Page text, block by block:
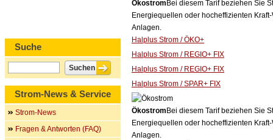
Ökostrom Bei diesem Tarif beziehen Sie
Energiequellen oder hocheffizienten
Anlagen.
Halplus Strom / ÖKO+
Halplus Strom / REGIO+ FIX
Halplus Strom / REGIO+ FIX
Halplus Strom / SPAR+ FIX
Ökostrom Bei diesem Tarif beziehen Sie
Energiequellen oder hocheffizienten
Anlagen.
Suche
Strom-News & Service
Strom-News
Fragen & Antworten (FAQ)